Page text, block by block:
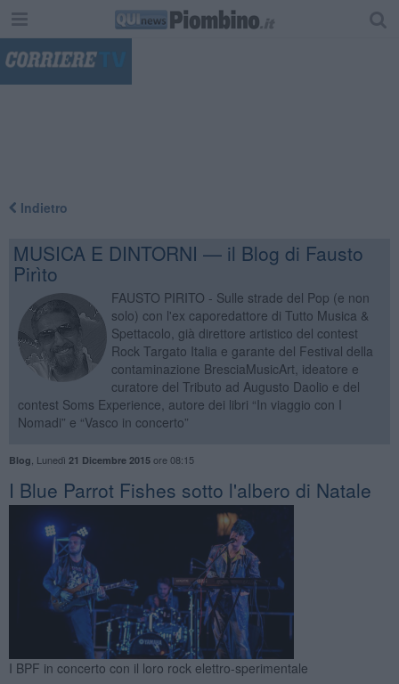
Indietro
MUSICA E DINTORNI — il Blog di Fausto
Pirìto
FAUSTO PIRITO - Sulle strade del Pop (e non
solo) con l'ex caporedattore di Tutto Musica &
Spettacolo, già direttore artistico del contest
Rock Targato Italia e garante del Festival della
contaminazione BresciaMusicArt, ideatore e
curatore del Tributo ad Augusto Daolio e del
contest Soms Experience, autore dei libri “In viaggio con I
Nomadi” e “Vasco in concerto”
Blog Lunedì 21 Dicembre 2015ore 08:15
I Blue Parrot Fishes sotto l'albero di Natale
I BPF in concerto con il loro rock elettro-sperimentale